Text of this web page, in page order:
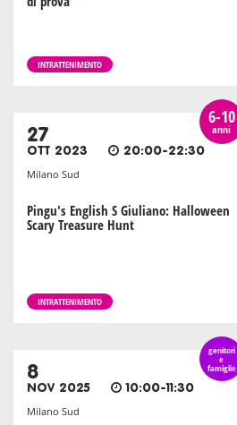
INTRATTENIMENTO
6-10
anni
27
OTT 2023 20:00-22:30
Milano Sud
Pingu's English S Giuliano: Halloween
Scary Treasure Hunt
INTRATTENIMENTO
genitori
e
famiglie
8
NOV 2025 10:00-11:30
Milano Sud